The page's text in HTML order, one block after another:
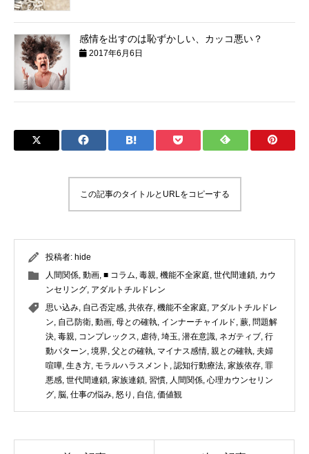
感情を出すのは恥ずかしい、カッコ悪い？
2017年6月6日
この記事のタイトルとURLをコピーする
投稿者: hide
人間関係, 動画, ■ コラム, 毒親, 機能不全家庭, 世代間連鎖, カウ
ンセリング, アダルトチルドレン
思い込み, 自己否定感, 共依存, 機能不全家庭, アダルトチルドレ
ン, 自己防衛, 動画, 母との確執, インナーチャイルド, 蕨, 問題解
決, 毒親, コンプレックス, 虐待, 埼玉, 潜在意識, ネガティブ, 行
動パターン, 境界, 父との確執, マイナス感情, 親との確執, 夫婦
喧嘩, 生き方, モラルハラスメント , 認知行動療法, 家族依存, 罪
悪感, 世代間連鎖, 家族連鎖, 習慣, 人間関係, 心理カウンセリン
グ, 脳, 仕事の悩み, 怒り , 自信, 価値観